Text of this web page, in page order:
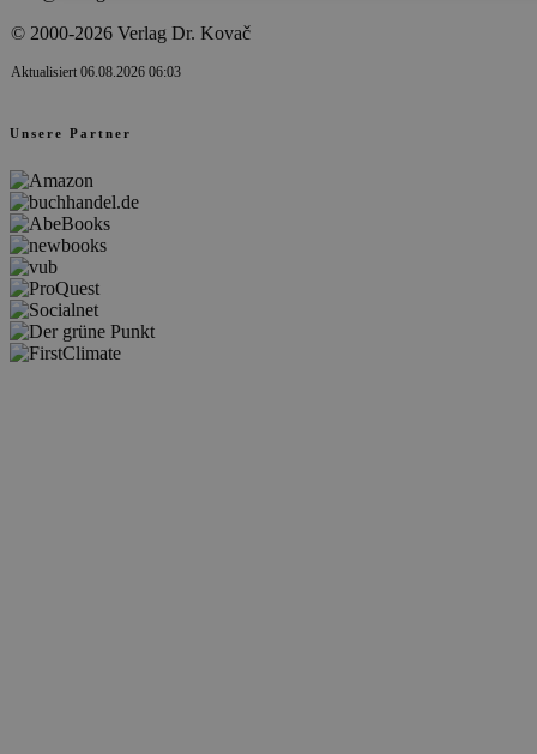
© 2000-2026 Verlag Dr. Kovač
Aktualisiert 06.08.2026 06:03
Unsere Partner